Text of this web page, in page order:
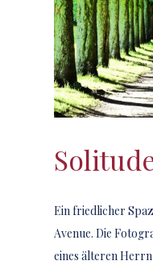
Ein friedlicher
Avenue. Die
eines älteren